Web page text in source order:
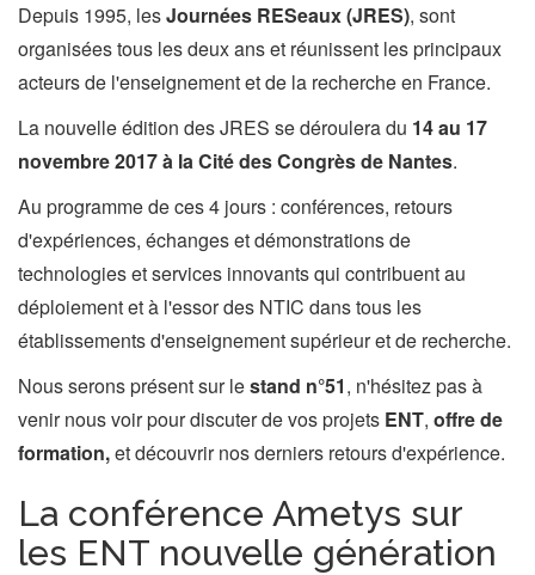
Depuis 1995, lesJournées RESeaux (JRES), sont
organisées tous les deux ans et réunissent les principaux
acteurs de l'enseignement et de la recherche en France.
La nouvelle édition des JRES se déroulera du 14 au 17
novembre 2017 à la Cité des Congrès de Nantes.
Au programme de ces 4 jours : conférences, retours
d'expériences, échanges et démonstrations de
technologies et services innovants qui contribuent au
déploiement et à l'essor des NTIC dans tous les
établissements d'enseignement supérieur et de recherche.
Nous serons présent sur lestand n°51, n'hésitez pas à
venir nous voir pour discuter de vos projets ENT, offre de
formation,et découvrir nos derniers retours d'expérience.
La conférence Ametys sur
les ENT nouvelle génération